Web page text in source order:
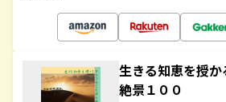
生きる知恵を授
絶景１００